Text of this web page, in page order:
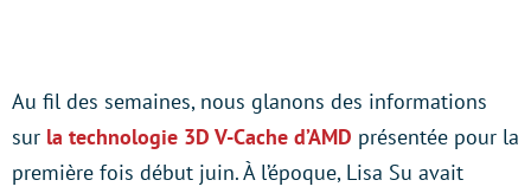
Au fil des semaines, nous glanons des informations
sur la technologie 3D V-Cache d’AMD présentée pour la
première fois début juin. À l’époque, Lisa Su avait